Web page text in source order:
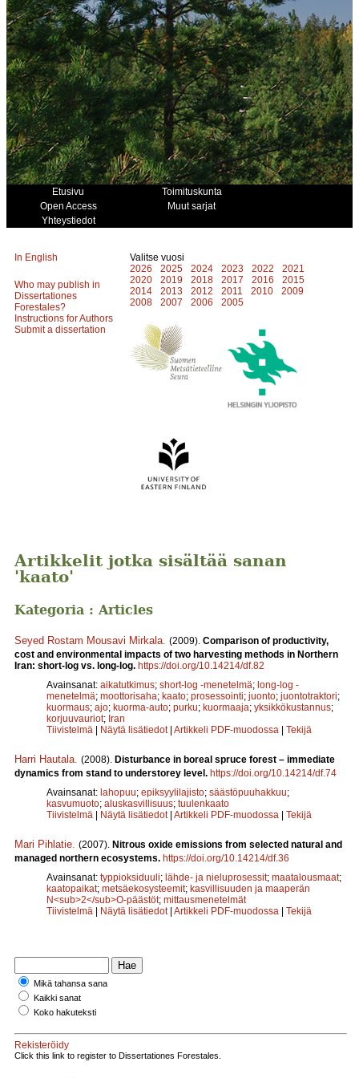
Etusivu
Toimituskunta
Open Access
Muut sarjat
Yhteystiedot
In English
Who may publish in
Dissertationes
Forestales?
Instructions for Authors
Submit a dissertation
Valitse vuosi
2026
2025 2024 2023 2022
2021
2020
2019 2018 2017 2016
2015
2014
2013 2012 2011 2010
2009
2008
2007 2006 2005
Artikkelit jotka sisältää sanan
'kaato'
Kategoria : Articles
Seyed Rostam Mousavi Mirkala (2009). Comparison of productivity,
cost and environmental impacts of two harvesting methods in Northern
Iran: short-log vs. long-log. https://doi.org/10.14214/df.82
Avainsanat: aikatutkimus; short-log -menetelmä; long-log -
menetelmä; moottorisaha; kaato; prosessointi; juonto; juontotraktori;
kuormaus; ajo; kuorma-auto; purku; kuormaaja; yksikkökustannus;
korjuuvauriot; Iran
Tiivistelmä | Näytä lisätiedot | Artikkeli PDF-muodossa | Tekijä
Harri Hautala (2008). Disturbance in boreal spruce forest – immediate
dynamics from stand to understorey level. https://doi.org/10.14214/df.74
Avainsanat: lahopuu; epiksyylilajisto; säästöpuuhakkuu;
kasvumuoto; aluskasvillisuus; tuulenkaato
Tiivistelmä | Näytä lisätiedot | Artikkeli PDF-muodossa | Tekijä
Mari Pihlatie (2007). Nitrous oxide emissions from selected natural and
managed northern ecosystems. https://doi.org/10.14214/df.36
Avainsanat: typpioksiduuli; lähde- ja nieluprosessit; maatalousmaat;
kaatopaikat; metsäekosysteemit; kasvillisuuden ja maaperän
N<sub>2</sub>O-päästöt; mittausmenetelmät
Tiivistelmä | Näytä lisätiedot | Artikkeli PDF-muodossa | Tekijä
Mikä tahansa sana
Kaikki sanat
Koko hakuteksti
Rekisteröidy
Click this link to register to Dissertationes Forestales.